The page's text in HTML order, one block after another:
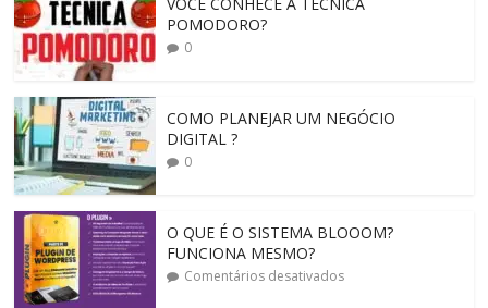
POMODORO?
0
COMO PLANEJAR UM NEGÓCIO
DIGITAL ?
0
O QUE É O SISTEMA BLOOOM?
FUNCIONA MESMO?
Comentários desativados